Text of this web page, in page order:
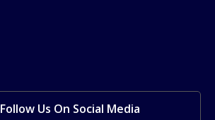
Follow Us On Social Media